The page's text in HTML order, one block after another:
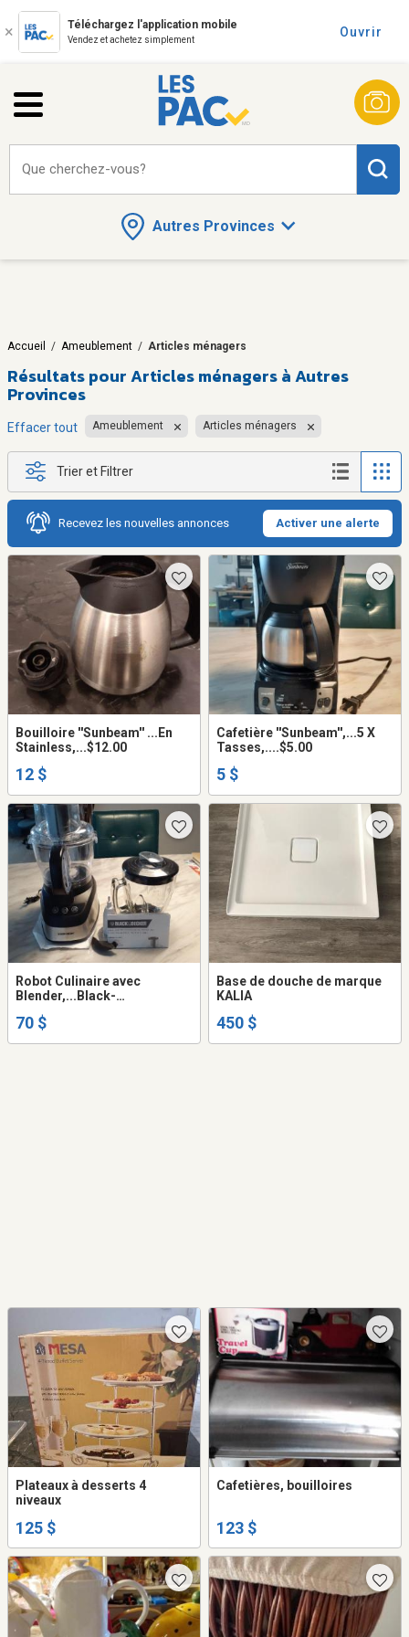
Téléchargez l'application mobile
Vendez et achetez simplement
Ouvrir
Autres Provinces
Que cherchez-vous?
Accueil / Ameublement / Articles ménagers
Résultats pourArticles ménagers à Autres
Provinces
Effacer tout Ameublement Articles ménagers
Trier et Filtrer
Recevez les nouvelles annonces Activer une alerte
Bouilloire ''Sunbeam'' ...En
Stainless,...$12.00
12 $
Cafetière ''Sunbeam'',...5 X
Tasses,....$5.00
5 $
Robot Culinaire avec
Blender,...Black-
servi,....$70.00
70 $
Base de douche de marque
KALIA
450 $
Plateaux à desserts 4
niveaux
125 $
Cafetières, bouilloires
123 $